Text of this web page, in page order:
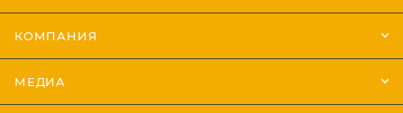
КОМПАНИЯ
МЕДИА